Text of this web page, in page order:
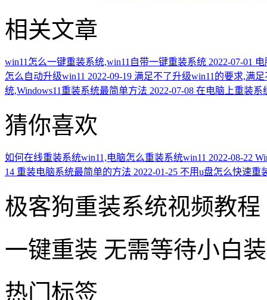
相关文章
win11怎么一键重装系统,win11自带一键重装系统 2022-07-01
怎么自动升级win11 2022-09-19 满足不了升级win11的要求,满
统,Windows11重装系统最简单方法 2022-07-08 在电脑上重装系
猜你喜欢
如何在线重装系统win11,电脑怎么重装系统win11 2022-08-22
14 重装电脑系统最简单的方法 2022-01-25 不用u盘怎么快速重
极客狗重装系统视频教程
一键重装 无需等待小白
热门标签